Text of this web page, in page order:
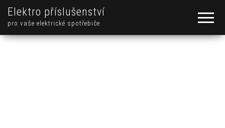
Elektro příslušenství
pro vaše elektrické spotřebiče